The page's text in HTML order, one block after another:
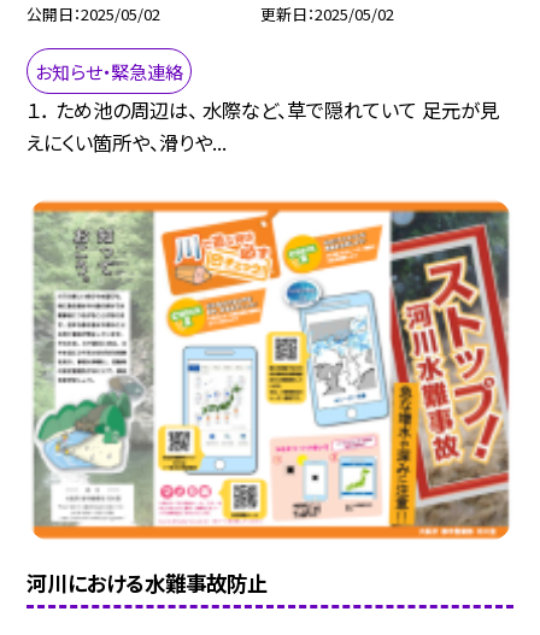
公開日 2025/05/02 更新日 2025/05/02
お知らせ・緊急連絡
１． ため池の周辺は、 水際など、草で隠れていて 足元が見
えにくい箇所や、滑りや...
河川における水難事故防止